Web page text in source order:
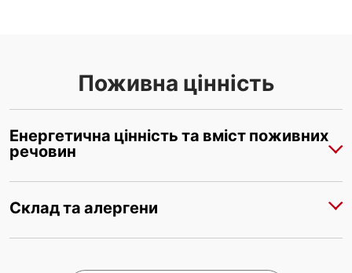
Поживна цінність
Енергетична цінність та вміст поживних
речовин
Склад та алергени